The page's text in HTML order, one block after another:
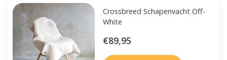
Crossbreed Schapenvacht Off-
White
€89,95